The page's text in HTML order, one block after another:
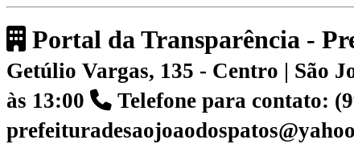
Portal da Transparência -
Getúlio Vargas, 135 - Centro | São
às 13:00
Telefone para contato: